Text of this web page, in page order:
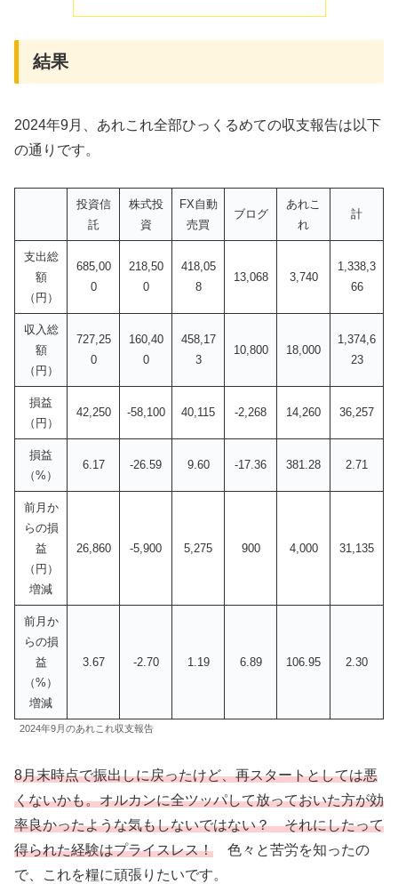
結果
2024年9月、あれこれ全部ひっくるめての収支報告は以下
の通りです。
投資信
託
株式投
資
FX自動
売買
ブログ
あれこ
れ
計
支出総
額
（円）
685,00
0
218,50
0
418,05
8
13,068 3,740
1,338,3
66
収入総
額
（円）
727,25
0
160,40
0
458,17
3
10,800 18,000
1,374,6
23
損益
（円）
42,250 -58,100 40,115 -2,268 14,260 36,257
損益
（%）
6.17 -26.59 9.60 -17.36 381.28 2.71
前月か
らの損
益
（円）
増減
26,860 -5,900 5,275 900 4,000 31,135
前月か
らの損
益
（%）
増減
3.67 -2.70 1.19 6.89 106.95 2.30
2024年9月のあれこれ収支報告
8月末時点で振出しに戻ったけど、再スタートとしては悪
くないかも。オルカンに全ツッパして放っておいた方が効
率良かったような気もしないではない？ それにしたって
得られた経験はプライスレス！ 色々と苦労を知ったの
で、これを糧に頑張りたいです。